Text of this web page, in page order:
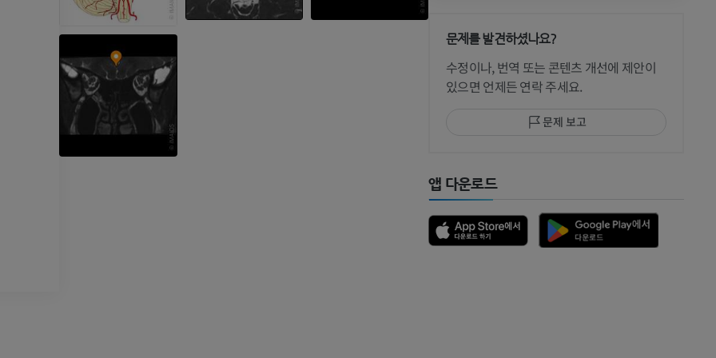
프리미엄
팔 방사선촬영
방사선 사진
프리미엄
삽화
프리미엄
문제를 발견하셨나요?
수정이나, 번역 또는 콘텐츠 개선에 제안이
있으면 언제든 연락 주세요.
문제 보고
앱 다운로드